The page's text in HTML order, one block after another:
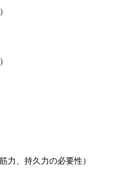
、持久力の必要性）